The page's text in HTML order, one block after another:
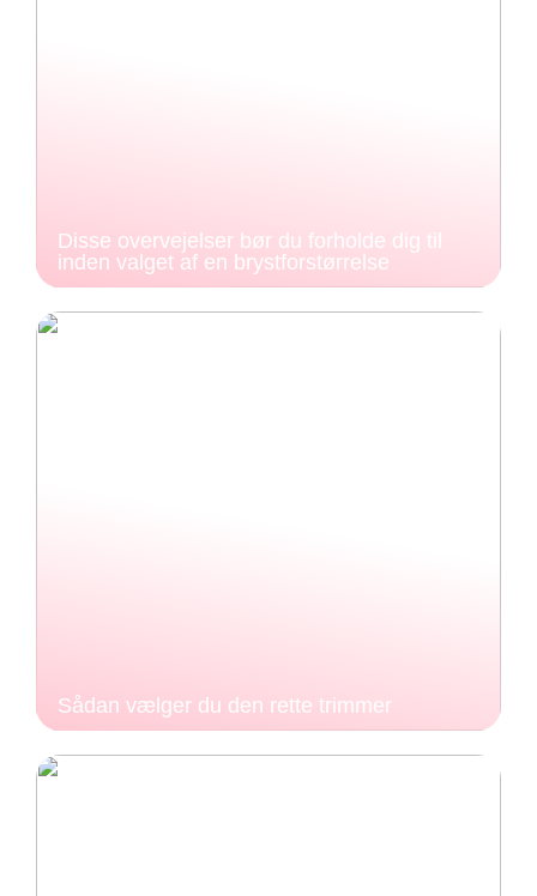
Disse overvejelser bør du forholde dig til
inden valget af en brystforstørrelse
Sådan vælger du den rette trimmer